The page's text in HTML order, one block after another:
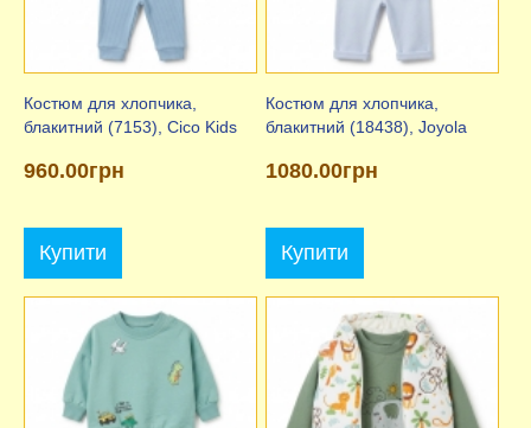
Костюм для хлопчика,
блакитний (7153), Cico Kids
960.00грн
Купити
Костюм для хлопчика,
блакитний (18438), Joyola
1080.00грн
Купити